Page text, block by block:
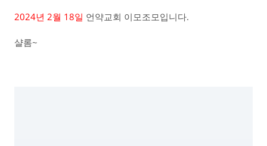
2024년 2월 18일 언약교회 이모조모입니다.
샬롬~